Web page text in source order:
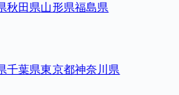
秋田県山形県福島県
千葉県東京都神奈川県